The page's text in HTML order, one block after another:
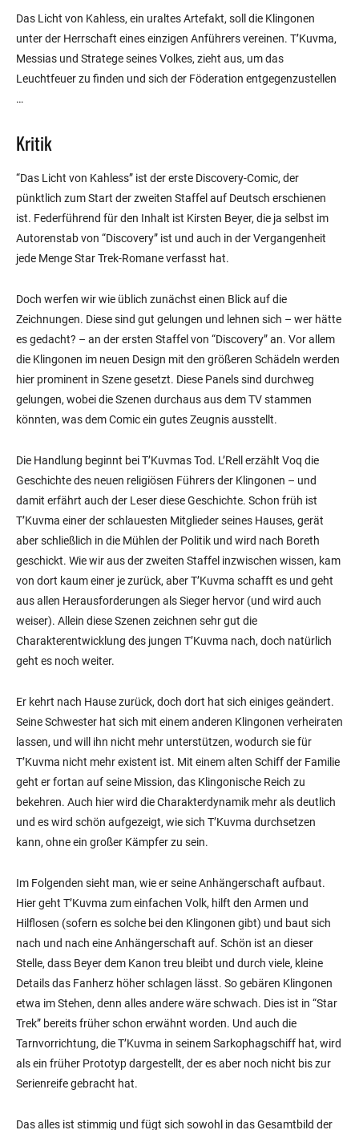
Das Licht von Kahless, ein uraltes Artefakt, soll die Klingonen
unter der Herrschaft eines einzigen Anführers vereinen. T’Kuvma,
Messias und Stratege seines Volkes, zieht aus, um das
Leuchtfeuer zu finden und sich der Föderation entgegenzustellen
…
Kritik
“Das Licht von Kahless” ist der erste Discovery-Comic, der
pünktlich zum Start der zweiten Staffel auf Deutsch erschienen
ist. Federführend für den Inhalt ist Kirsten Beyer, die ja selbst im
Autorenstab von “Discovery” ist und auch in der Vergangenheit
jede Menge Star Trek-Romane verfasst hat.
Doch werfen wir wie üblich zunächst einen Blick auf die
Zeichnungen. Diese sind gut gelungen und lehnen sich – wer hätte
es gedacht? – an der ersten Staffel von “Discovery” an. Vor allem
die Klingonen im neuen Design mit den größeren Schädeln werden
hier prominent in Szene gesetzt. Diese Panels sind durchweg
gelungen, wobei die Szenen durchaus aus dem TV stammen
könnten, was dem Comic ein gutes Zeugnis ausstellt.
Die Handlung beginnt bei T’Kuvmas Tod. L’Rell erzählt Voq die
Geschichte des neuen religiösen Führers der Klingonen – und
damit erfährt auch der Leser diese Geschichte. Schon früh ist
T’Kuvma einer der schlauesten Mitglieder seines Hauses, gerät
aber schließlich in die Mühlen der Politik und wird nach Boreth
geschickt. Wie wir aus der zweiten Staffel inzwischen wissen, kam
von dort kaum einer je zurück, aber T’Kuvma schafft es und geht
aus allen Herausforderungen als Sieger hervor (und wird auch
weiser). Allein diese Szenen zeichnen sehr gut die
Charakterentwicklung des jungen T’Kuvma nach, doch natürlich
geht es noch weiter.
Er kehrt nach Hause zurück, doch dort hat sich einiges geändert.
Seine Schwester hat sich mit einem anderen Klingonen verheiraten
lassen, und will ihn nicht mehr unterstützen, wodurch sie für
T’Kuvma nicht mehr existent ist. Mit einem alten Schiff der Familie
geht er fortan auf seine Mission, das Klingonische Reich zu
bekehren. Auch hier wird die Charakterdynamik mehr als deutlich
und es wird schön aufgezeigt, wie sich T’Kuvma durchsetzen
kann, ohne ein großer Kämpfer zu sein.
Im Folgenden sieht man, wie er seine Anhängerschaft aufbaut.
Hier geht T’Kuvma zum einfachen Volk, hilft den Armen und
Hilflosen (sofern es solche bei den Klingonen gibt) und baut sich
nach und nach eine Anhängerschaft auf. Schön ist an dieser
Stelle, dass Beyer dem Kanon treu bleibt und durch viele, kleine
Details das Fanherz höher schlagen lässt. So gebären Klingonen
etwa im Stehen, denn alles andere wäre schwach. Dies ist in “Star
Trek” bereits früher schon erwähnt worden. Und auch die
Tarnvorrichtung, die T’Kuvma in seinem Sarkophagschiff hat, wird
als ein früher Prototyp dargestellt, der es aber noch nicht bis zur
Serienreife gebracht hat.
Das alles ist stimmig und fügt sich sowohl in das Gesamtbild der